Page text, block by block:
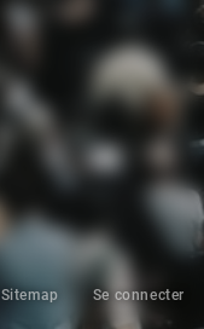
Sitemap Se connecter